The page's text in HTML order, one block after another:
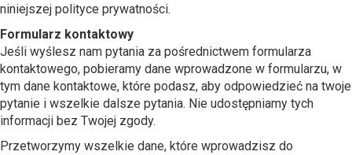
niniejszej polityce prywatności.
Formularz kontaktowy
Jeśli wyślesz nam pytania za pośrednictwem formularza
kontaktowego, pobieramy dane wprowadzone w formularzu, w
tym dane kontaktowe, które podasz, aby odpowiedzieć na twoje
pytanie i wszelkie dalsze pytania. Nie udostępniamy tych
informacji bez Twojej zgody.
Przetworzymy wszelkie dane, które wprowadzisz do